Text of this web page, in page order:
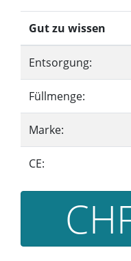
Gut zu wissen
Entsorgung:
Füllmenge:
Marke:
CE: